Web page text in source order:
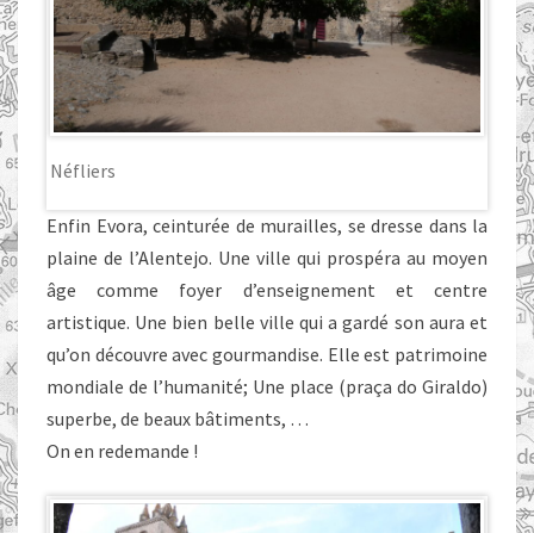
Néfliers
Enfin Evora, ceinturée de murailles, se dresse dans la
plaine de l’Alentejo. Une ville qui prospéra au moyen
âge comme foyer d’enseignement et centre
artistique. Une bien belle ville qui a gardé son aura et
qu’on découvre avec gourmandise. Elle est patrimoine
mondiale de l’humanité; Une place (praça do Giraldo)
superbe, de beaux bâtiments, …
On en redemande !